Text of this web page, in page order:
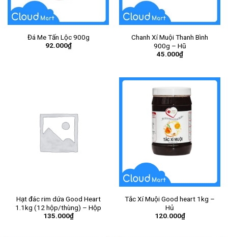
Đá Me Tấn Lộc 900g
92.000₫
Chanh Xí Muội Thanh Bình
900g – Hũ
45.000₫
Hạt đác rim dứa Good Heart
1.1kg (12 hộp/thùng) – Hộp
135.000₫
Tắc Xí Muội Good heart 1kg –
Hủ
120.000₫